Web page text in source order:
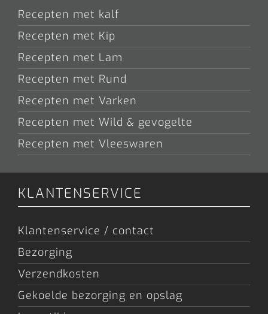
Recepten met kalf
Recepten met Kip
Recepten met Lam
Recepten met Rund
Recepten met Varken
Recepten met Wild & gevogelte
Recepten met Vleeswaren
KLANTENSERVICE
Klantenservice / contact
Bezorging
Verzendkosten
Gekoelde bezorging en opslag